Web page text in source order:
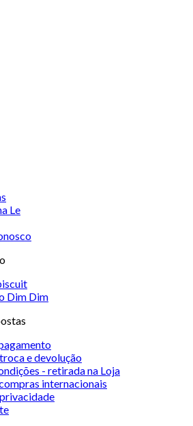
Le
Dim Dim
e devolução
- retirada na Loja
internacionais